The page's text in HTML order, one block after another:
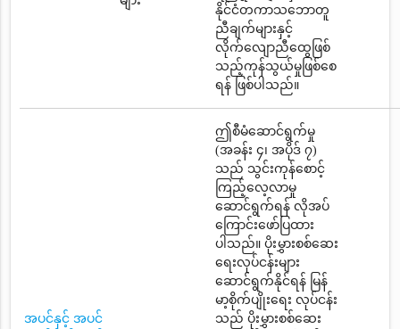
နိုင်ငံတကာသဘောတူ
ညီချက်များနှင့်
လိုက်လျောညီထွေဖြစ်
သည့်ကုန်သွယ်မှုဖြစ်စေ
ရန် ဖြစ်ပါသည်။
အပင်နှင့် အပင်
ဤစီမံဆောင်ရွက်မှု
(အခန်း ၄၊ အပိုဒ် ၇)
သည် သွင်းကုန်စောင့်
ကြည့်လေ့လာမှု
ဆောင်ရွက်ရန် လိုအပ်
ကြောင်းဖော်ပြထား
ပါသည်။ ပိုးမွှားစစ်ဆေး
ရေးလုပ်ငန်းများ
ဆောင်ရွက်နိုင်ရန် မြန်
မာ့စိုက်ပျိုးရေး လုပ်ငန်း
သည် ပိုးမွှားစစ်ဆေး